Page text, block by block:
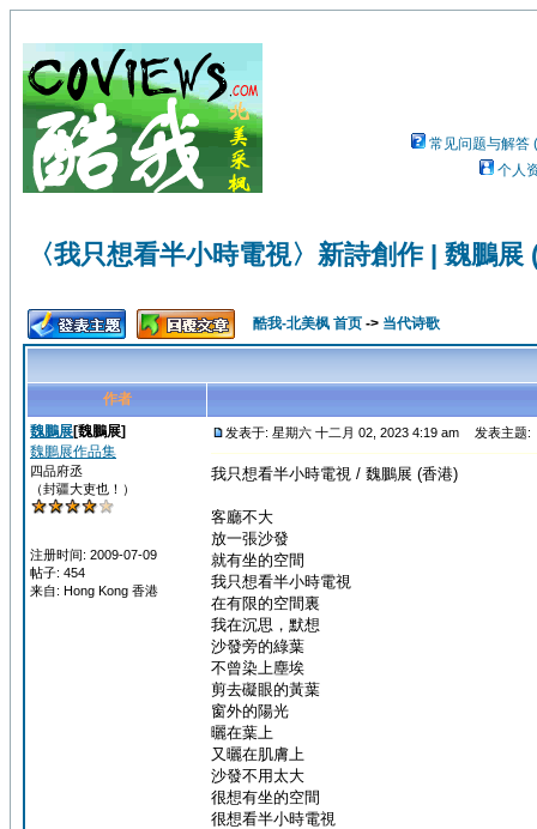
常见问题与解答
个人
〈我只想看半小時電視〉新詩創作 | 魏鵬展
酷我-北美枫 首页 -> 当代诗歌
作者
魏鵬展[魏鵬展]
魏鵬展作品集
四品府丞
（封疆大吏也！）
注册时间: 2009-07-09
帖子: 454
来自: Hong Kong 香港
发表于: 星期六 十二月 02, 2023 4:19 am 发表主题:
我只想看半小時電視 / 魏鵬展 (香港)
客廳不大
放一張沙發
就有坐的空間
我只想看半小時電視
在有限的空間裏
我在沉思，默想
沙發旁的綠葉
不曾染上塵埃
剪去礙眼的黃葉
窗外的陽光
曬在葉上
又曬在肌膚上
沙發不用太大
很想有坐的空間
很想看半小時電視